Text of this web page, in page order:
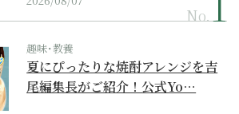
No.
趣味･教養
夏にぴったりな焼酎アレンジを吉
尾編集長がご紹介！公式Yo…